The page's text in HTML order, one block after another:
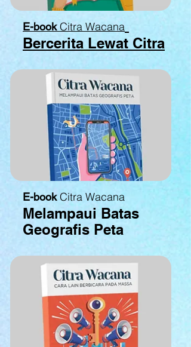
E-book Citra Wacana
Bercerita Lewat Citra
E-book Citra Wacana
Melampaui Batas
Geografis Peta